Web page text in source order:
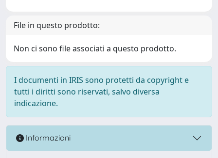
File in questo prodotto:
Non ci sono file associati a questo prodotto.
I documenti in IRIS sono protetti da copyright e
tutti i diritti sono riservati, salvo diversa
indicazione.
Informazioni